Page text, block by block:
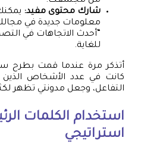
شارك محتوى مفيد:
معلومات جديدة في
“أحدث الاتجاهات في
للغاية.
أتذكر مرة عندما قمت بطرح
كانت في عدد الأشخاص الذين
التفاعل، وجعل مدونتي تظهر
استخدام الكلمات
استراتيجي